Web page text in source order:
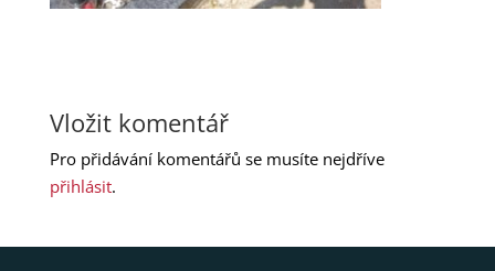
Vložit komentář
Pro přidávání komentářů se musíte nejdříve
přihlásit.